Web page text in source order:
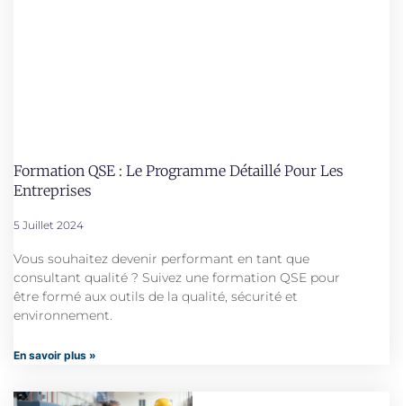
Formation QSE : Le Programme Détaillé Pour Les
Entreprises
5 Juillet 2024
Vous souhaitez devenir performant en tant que
consultant qualité ? Suivez une formation QSE pour
être formé aux outils de la qualité, sécurité et
environnement.
En savoir plus »